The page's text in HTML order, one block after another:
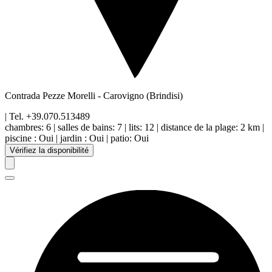
Contrada Pezze Morelli - Carovigno (Brindisi)
| Tel. +39.070.513489
chambres: 6 | salles de bains: 7 | lits: 12 | distance de la plage: 2 km |
piscine : Oui | jardin : Oui | patio: Oui
Vérifiez la disponibilité